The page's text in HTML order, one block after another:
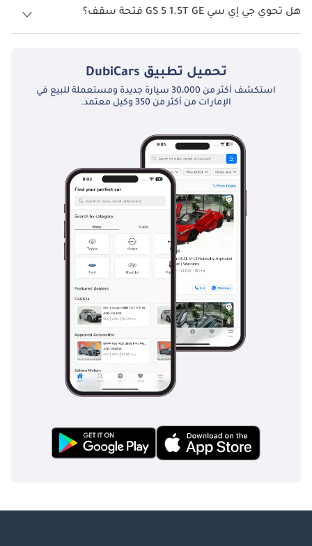
هل تحوي جي إي سي GS 5 1.5T GE فتحة سقف؟
نعم توفر جي إي سي GS 5 1.5T GE فتحة السقف كخيار.
تحميل تطبيق DubiCars
استكشف أكثر من 30،000 سيارة جديدة ومستعملة للبيع في
الإمارات من أكثر من 350 وكيل معتمد.